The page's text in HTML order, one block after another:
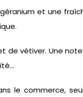
et une
de vétiver. Une
le commerce,